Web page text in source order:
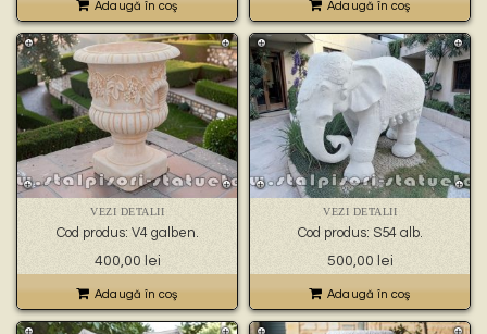
Adaugă în coş Adaugă în coş
VEZI DETALII
Cod produs: V4 galben.
400,00 lei
Adaugă în coş
VEZI DETALII
Cod produs: S54 alb.
500,00 lei
Adaugă în coş